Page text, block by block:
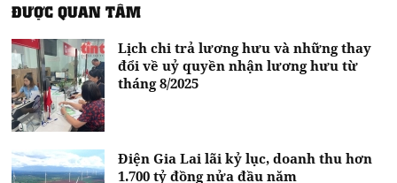
ĐƯỢC QUAN TÂM
Lịch chi trả lương hưu và những thay
đổi về uỷ quyền nhận lương hưu từ
tháng 8/2025
Điện Gia Lai lãi kỷ lục, doanh thu hơn
1.700 tỷ đồng nửa đầu năm